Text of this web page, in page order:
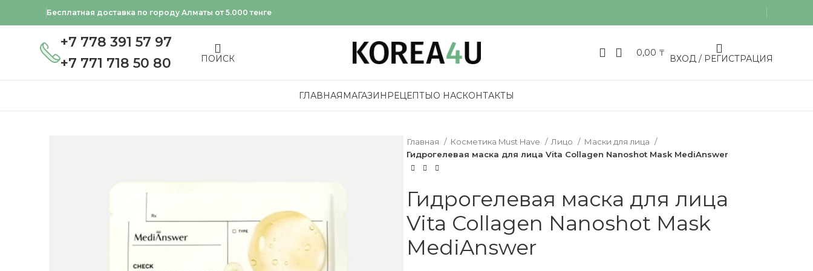
Бесплатная доставка по городу Алматы от 5.000 тенге
+7 778 391 57 97
+7 771 718 50 80
ПОИСК
0,00 ₸
ВХОД / РЕГИСТРАЦИЯ
ГЛАВНАЯ МАГАЗИН РЕЦЕПТЫО НАСКОНТАКТЫ
Главная Косметика Must Have Лицо
Маски для лица
Гидрогелевая маска для лица Vita Collagen Nanoshot Mask MediAnswer
Гидрогелевая маска для лица
Vita Collagen Nanoshot Mask
MediAnswer